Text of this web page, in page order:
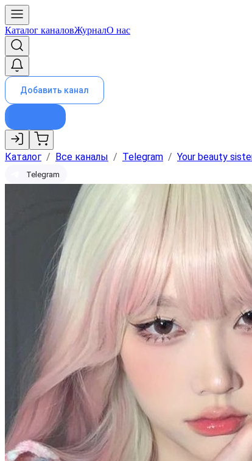
Каталог каналовЖурналО нас
Добавить канал
Каталог / Все каналы / Telegram / Your beauty
Telegram